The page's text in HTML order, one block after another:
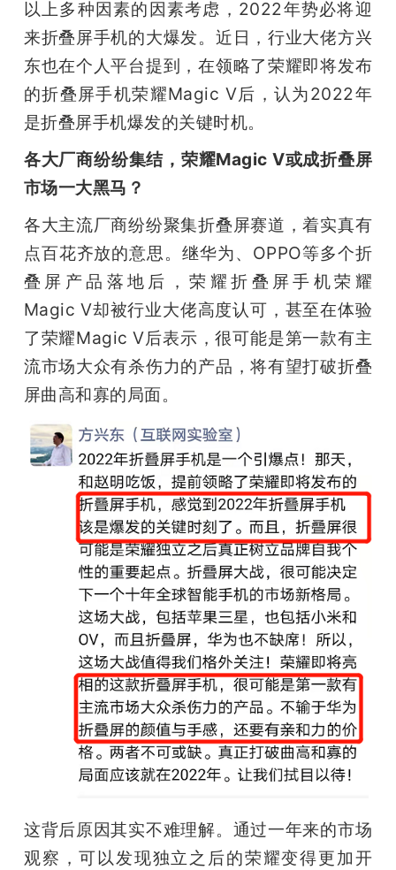
以上多种因素的因素考虑，2022年势必将迎
来折叠屏手机的大爆发。近日，行业大佬方兴
东也在个人平台提到，在领略了荣耀即将发布
的折叠屏手机荣耀Magic V后，认为2022年
是折叠屏手机爆发的关键时机。
各大厂商纷纷集结，荣耀Magic V或成折叠屏
市场一大黑马？
各大主流厂商纷纷聚集折叠屏赛道，着实真有
点百花齐放的意思。继华为、OPPO等多个折
叠屏产品落地后，荣耀折叠屏手机荣耀
Magic V却被行业大佬高度认可，甚至在体验
了荣耀Magic V后表示，很可能是第一款有主
流市场大众有杀伤力的产品，将有望打破折叠
屏曲高和寡的局面。
这背后原因其实不难理解。通过一年来的市场
观察，可以发现独立之后的荣耀变得更加开